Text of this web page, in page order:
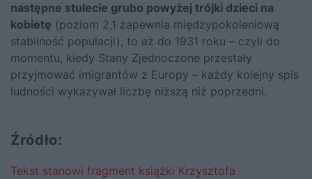
następne stulecie grubo powyżej trójki dzieci na
kobietę (poziom 2,1 zapewnia międzypokoleniową
stabilność populacji), to aż do 1931 roku – czyli do
momentu, kiedy Stany Zjednoczone przestały
przyjmować imigrantów z Europy – każdy kolejny spis
ludności wykazywał liczbę niższą niż poprzedni.
Źródło:
Tekst stanowi fragment książki Krzysztofa